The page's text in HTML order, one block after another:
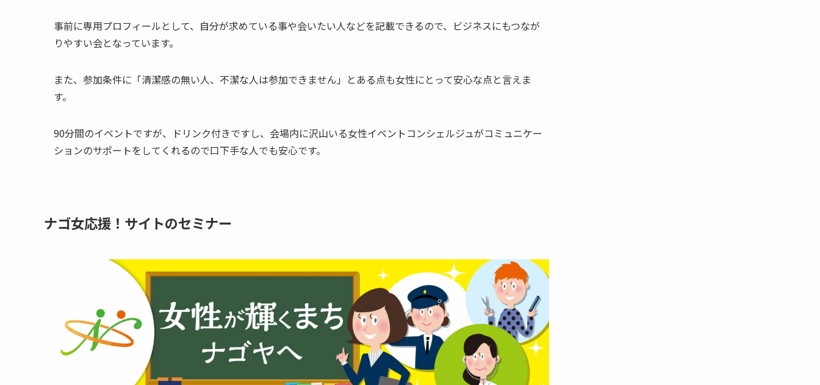
事前に専用プロフィールとして、自分が求めている事や会いたい人などを記載できるので、ビジネスにもつなが
りやすい会となっています。
また、参加条件に「清潔感の無い人、不潔な人は参加できません」とある点も女性にとって安心な点と言えま
す。
90分間のイベントですが、ドリンク付きですし、会場内に沢山いる女性イベントコンシェルジュがコミュニケー
ションのサポートをしてくれるので口下手な人でも安心です。
ナゴ女応援！サイトのセミナー